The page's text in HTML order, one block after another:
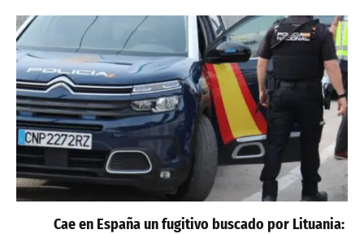
Cae en España un fugitivo buscado por Lituania: